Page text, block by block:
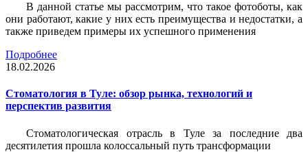
В данной статье мы рассмотрим, что такое фотоботы, как
они работают, какие у них есть преимущества и недостатки, а
также приведем примеры их успешного применения
Подробнее
18.02.2026
Стоматология в Туле: обзор рынка, технологий и
перспектив развития
Стоматологическая отрасль в Туле за последние два
десятилетия прошла колоссальный путь трансформации